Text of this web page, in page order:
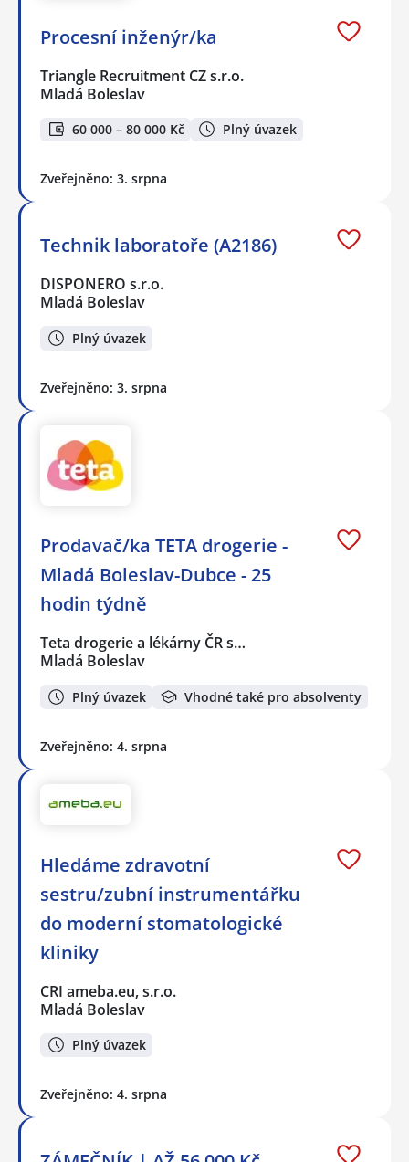
Procesní inženýr/ka
Triangle Recruitment CZ s.r.o.
Mladá Boleslav
60 000 – 80 000 Kč Plný úvazek
Zveřejněno: 3. srpna
Technik laboratoře (A2186)
DISPONERO s.r.o.
Mladá Boleslav
Plný úvazek
Zveřejněno: 3. srpna
Prodavač/ka TETA drogerie -
Mladá Boleslav-Dubce - 25
hodin týdně
Teta drogerie a lékárny ČR s…
Mladá Boleslav
Plný úvazek Vhodné také pro absolventy
Zveřejněno: 4. srpna
Hledáme zdravotní
sestru/zubní instrumentářku
do moderní stomatologické
kliniky
CRI ameba.eu, s.r.o.
Mladá Boleslav
Plný úvazek
Zveřejněno: 4. srpna